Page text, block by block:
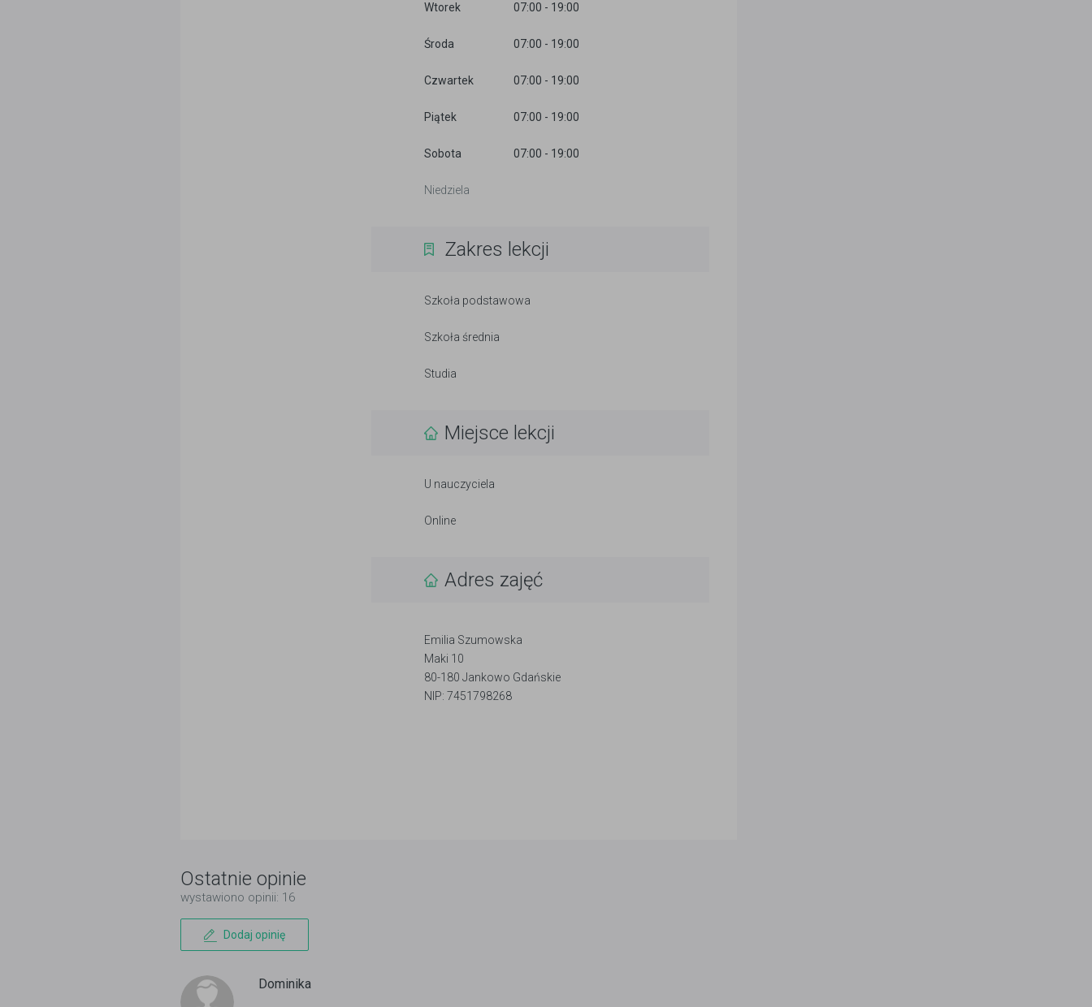
Wtorek 07:00 - 19:00
Środa 07:00 - 19:00
Czwartek 07:00 - 19:00
Piątek 07:00 - 19:00
Sobota 07:00 - 19:00
Niedziela
Zakres lekcji
Szkoła podstawowa
Szkoła średnia
Studia
Miejsce lekcji
U nauczyciela
Online
Adres zajęć
Emilia Szumowska
Maki 10
80-180 Jankowo Gdańskie
NIP: 7451798268
Ostatnie opinie
wystawiono opinii: 16
Dodaj opinię
Dominika